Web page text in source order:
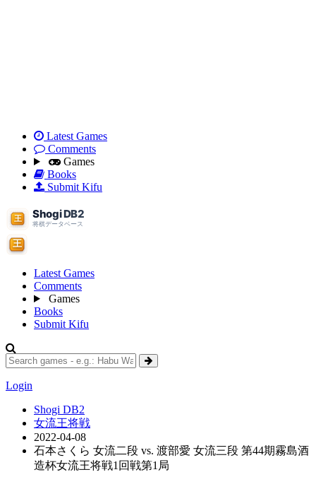
Latest Games
Comments
Games
Books
Submit Kifu
Latest Games
Comments
Games
Books
Submit Kifu
Login
Shogi DB2
女流王将戦
2022-04-08
石本さくら 女流二段 vs. 渡部愛 女流三段 第44期霧島酒
造杯女流王将戦1回戦第1局